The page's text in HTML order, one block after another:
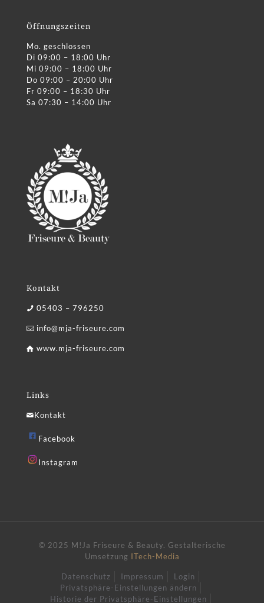
Öffnungszeiten
Mo. geschlossen
Di 09:00 – 18:00 Uhr
Mi 09:00 – 18:00 Uhr
Do 09:00 – 20:00 Uhr
Fr 09:00 – 18:30 Uhr
Sa 07:30 – 14:00 Uhr
Kontakt
05403 – 796250
info@mja-friseure.com
www.mja-friseure.com
Links
Kontakt
Facebook
Instagram
© 2025 M!Ja Friseure & Beauty. Gestalterische
Umsetzung ITech-Media
Datenschutz Impressum
Login
Privatsphäre-Einstellungen ändern
Historie der Privatsphäre-Einstellungen